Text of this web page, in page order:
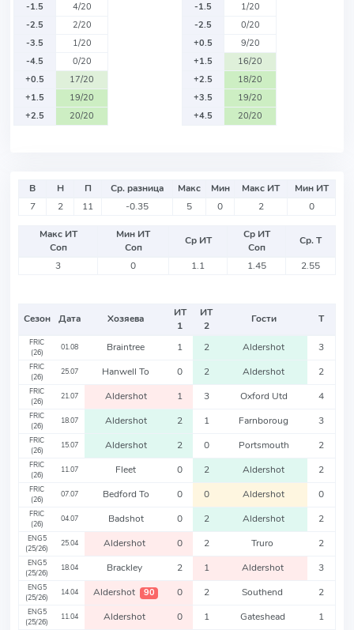
-1.5
4/20
-2.5
2/20
-3.5
1/20
-4.5
0/20
+0.5
17/20
+1.5
19/20
+2.5
20/20
-1.5
1/20
-2.5
0/20
+0.5
9/20
+1.5
16/20
+2.5
18/20
+3.5
19/20
+4.5
20/20
В Н П Ср. разница Макс Мин Макс ИТ
Мин ИТ
7
2 11 -0.35 5 0 2 0
Макс ИТ
Соп
Мин ИТ
Соп
Ср ИТ
Ср ИТ
Соп
Ср. Т
3
0 1.1 1.45 2.55
Сезон Дата Хозяева
ИТ
1
ИТ
2
Гости Т
FRIC
(26)
01.08 Braintree 1 2 Aldershot 3
FRIC
(26)
25.07 Hanwell To 0 2 Aldershot 2
FRIC
(26)
21.07 Aldershot 1 3 Oxford Utd 4
FRIC
(26)
18.07 Aldershot 2 1 Farnboroug 3
FRIC
(26)
15.07 Aldershot 2 0 Portsmouth 2
FRIC
(26)
11.07 Fleet 0 2 Aldershot 2
FRIC
(26)
07.07 Bedford To 0 0 Aldershot 0
FRIC
(26)
04.07 Badshot 0 2 Aldershot 2
ENG5
(25/26)
25.04 Aldershot 0 2 Truro 2
ENG5
(25/26)
18.04 Brackley 2 1 Aldershot 3
ENG5
(25/26)
14.04 Aldershot 90 0 2 Southend 2
ENG5
(25/26)
11.04 Aldershot 0 1 Gateshead 1